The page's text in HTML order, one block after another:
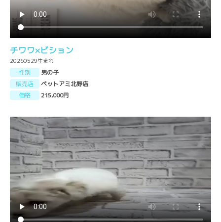
チワワ×ビション
20260529生まれ
性別
男の子
販売店
ペットアミ北野店
価格
215,000円